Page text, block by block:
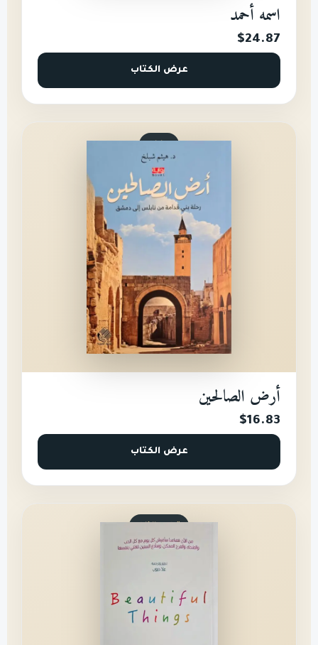
اسمه أحمد
$24.87
عرض الكتاب
أرض الصالحين
$16.83
عرض الكتاب